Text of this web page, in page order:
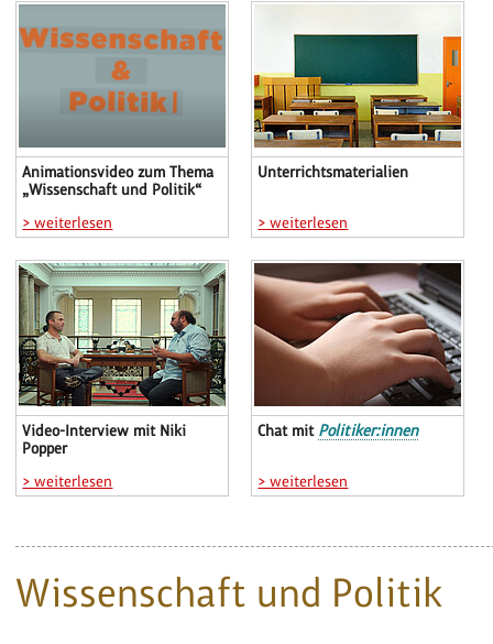
Animationsvideo zum Thema
„Wissenschaft und Politik“
> weiterlesen
Unterrichtsmaterialien
> weiterlesen
Video-Interview mit Niki
Popper
> weiterlesen
Chat mit Politiker:innen
> weiterlesen
Wissenschaft und Politik